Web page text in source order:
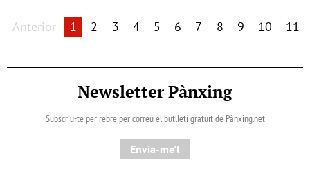
Anterior 1 2 3 4 5 6 7 8 9 10 11
Newsletter Pànxing
Subscriu-te per rebre per correu el butlletí gratuït de Pànxing.net​
Envia-me'l